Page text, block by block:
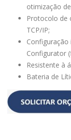
otimização
Protocolo de
TCP/IP;
Configurator
Resistente à
Bateria de